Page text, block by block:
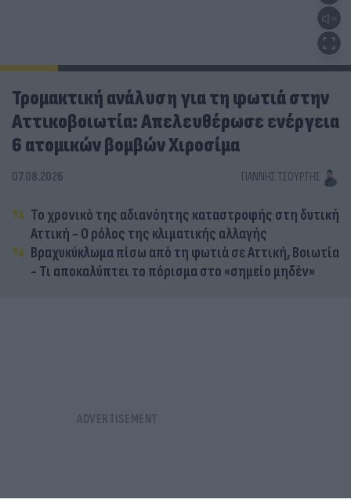
Τρομακτική ανάλυση για τη φωτιά στην
Αττικοβοιωτία: Απελευθέρωσε ενέργεια
6 ατομικών βομβών Χιροσίμα
07.08.2026 ΓΙΆΝΝΗΣ ΤΣΟΎΡΤΗΣ
Το χρονικό της αδιανόητης καταστροφής στη δυτική
Αττική - Ο ρόλος της κλιματικής αλλαγής
Βραχυκύκλωμα πίσω από τη φωτιά σε Αττική, Βοιωτία
- Τι αποκαλύπτει το πόρισμα στο «σημείο μηδέν»